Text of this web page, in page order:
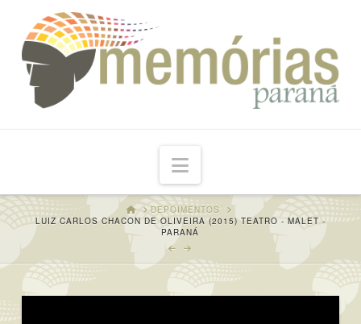
Navigation
HOMEDEPOIMENTOS
LUIZ CARLOS CHACON DE OLIVEIRA (2015) TEATRO - MALET -
PARANÁ